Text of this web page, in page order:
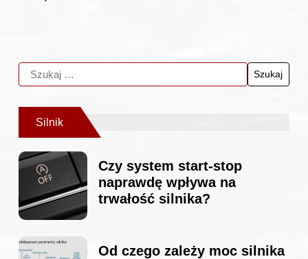
Silnik
Czy system start-stop
naprawdę wpływa na
trwałość silnika?
Od czego zależy moc silnika